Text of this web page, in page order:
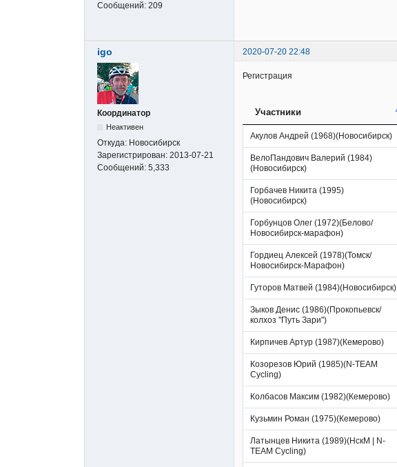
Сообщений: 209
igo 2020-07-20 22:48
Координатор
Неактивен
Откуда: Новосибирск
Зарегистрирован: 2013-07-21
Сообщений: 5,333
Регистрация
Участники
Акулов Андрей (1968)(Новосибирск)
ВелоПандович Валерий (1984)
(Новосибирск)
Горбачев Никита (1995)
(Новосибирск)
Горбунцов Олег (1972)(Белово/
Новосибирск-марафон)
Гордиец Алексей (1978)(Томск/
Новосибирск-Марафон)
Гуторов Матвей (1984)(Новосибирск)
Зыков Денис (1986)(Прокопьевск/
колхоз "Путь Зари")
Кирпичев Артур (1987)(Кемерово)
Козорезов Юрий (1985)(N-TEAM
Cycling)
Колбасов Максим (1982)(Кемерово)
Кузьмин Роман (1975)(Кемерово)
Латынцев Никита (1989)(НскМ | N-
TEAM Cycling)